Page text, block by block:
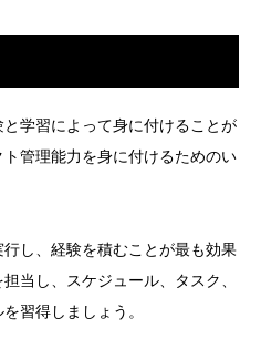
学習によって身に付けることが
管理能力を身に付けるためのい
し、経験を積むことが最も効果
当し、スケジュール、タスク、
習得しましょう。